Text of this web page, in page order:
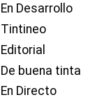
En Desarrollo
Tintineo
Editorial
De buena tinta
En Directo